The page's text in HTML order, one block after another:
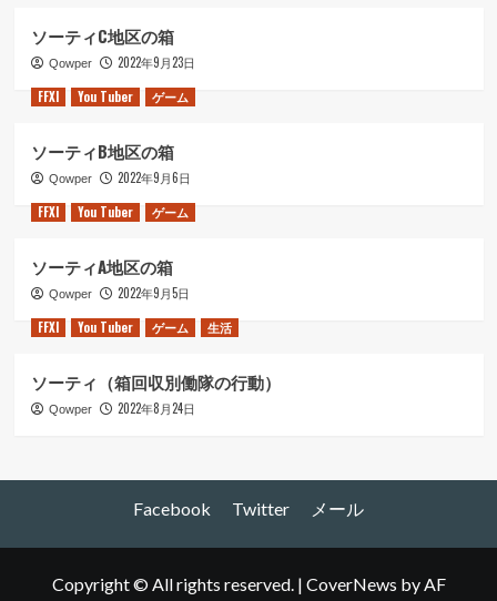
ソーティC地区の箱
Qowper
2022年9月23日
FFXI
You Tuber ゲーム
ソーティB地区の箱
Qowper
2022年9月6日
FFXI
You Tuber ゲーム
ソーティA地区の箱
Qowper
2022年9月5日
FFXI
You Tuber ゲーム 生活
ソーティ（箱回収別働隊の行動）
Qowper 2022年8月24日
Facebook Twitter メール
Copyright © All rights reserved. | CoverNews by AF